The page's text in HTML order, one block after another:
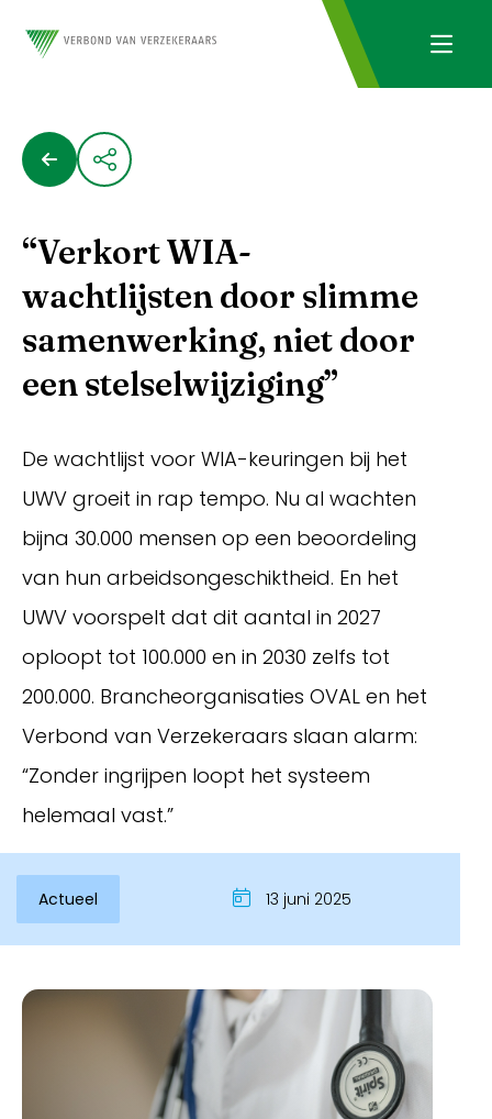
Inloggen
“Verkort WIA-
wachtlijsten door slimme
samenwerking, niet door
een stelselwijziging”
De wachtlijst voor WIA-keuringen bij het
UWV groeit in rap tempo. Nu al wachten
bijna 30.000 mensen op een beoordeling
van hun arbeidsongeschiktheid. En het
UWV voorspelt dat dit aantal in 2027
oploopt tot 100.000 en in 2030 zelfs tot
200.000. Brancheorganisaties OVAL en het
Verbond van Verzekeraars slaan alarm:
“Zonder ingrijpen loopt het systeem
helemaal vast.”
Actueel 13 juni 2025